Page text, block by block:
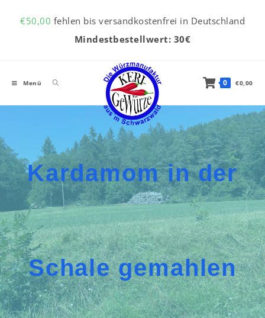
€50,00 fehlen bis versandkostenfrei in Deutschland
Mindestbestellwert: 30€
Menü 0 €0,00
Kardamom in der
Schale gemahlen